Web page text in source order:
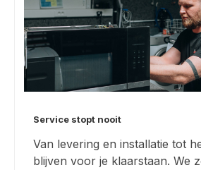
Service stopt nooit
Van levering en installatie tot
blijven voor je klaarstaan. We